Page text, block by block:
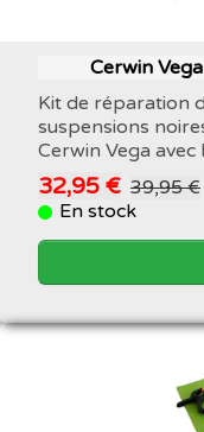
Cerwin
Kit de réparation
suspensions
Cerwin Vega
32,95 € 39,95 €
En stock